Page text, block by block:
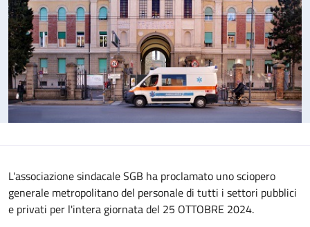
L'associazione sindacale SGB ha proclamato uno sciopero
generale metropolitano del personale di tutti i settori pubblici
e privati per l'intera giornata del 25 OTTOBRE 2024.